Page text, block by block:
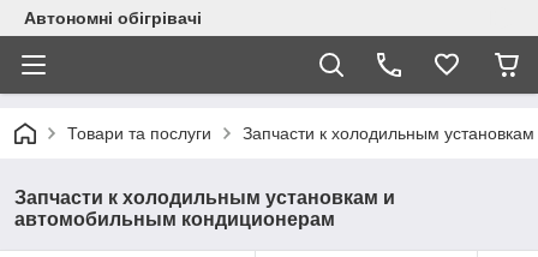
Автономні обігрівачі
Товари та послуги Запчасти к холодильным
Запчасти к холодильным установкам и
автомобильным кондиционерам